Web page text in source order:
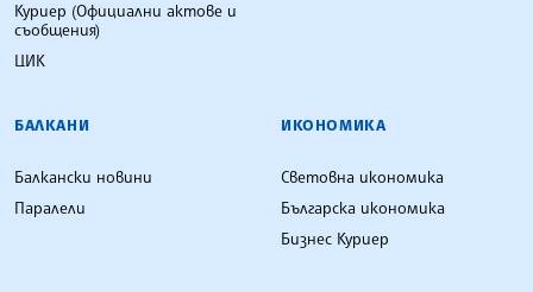
Куриер (Официални актове и
съобщения)
ЦИК
БАЛКАНИ
Балкански новини
Паралели
ИКОНОМИКА
Световна икономика
Българска икономика
Бизнес Куриер